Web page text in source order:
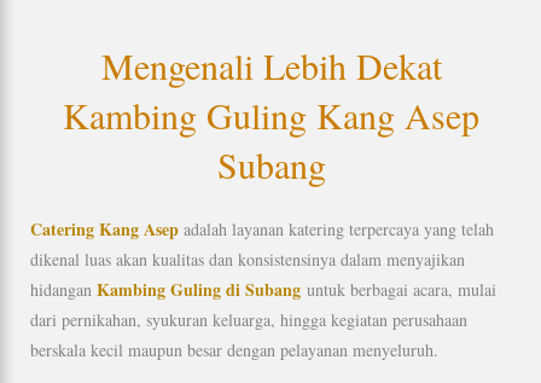
Mengenali Lebih Dekat
Kambing Guling Kang Asep
Subang
Catering Kang Asep adalah layanan katering terpercaya yang telah
dikenal luas akan kualitas dan konsistensinya dalam menyajikan
hidangan Kambing Guling di Subang untuk berbagai acara, mulai
dari pernikahan, syukuran keluarga, hingga kegiatan perusahaan
berskala kecil maupun besar dengan pelayanan menyeluruh.